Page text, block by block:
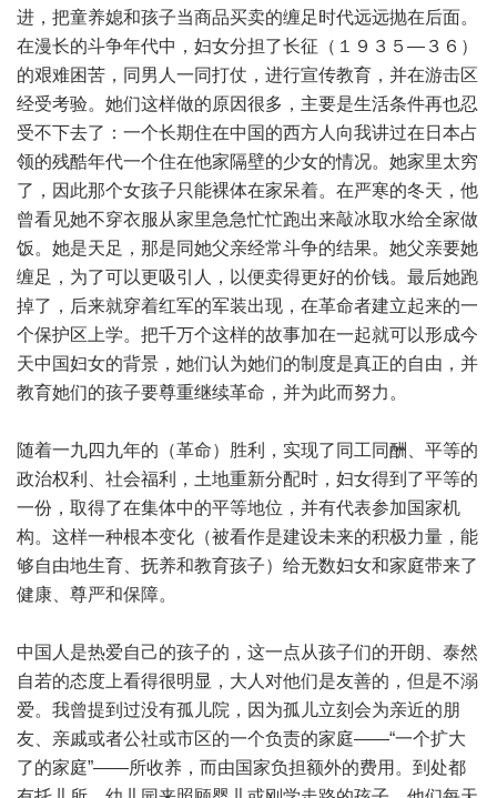
进，把童养媳和孩子当商品买卖的缠足时代远远抛在后面。
在漫长的斗争年代中，妇女分担了长征（１９３５—３６）
的艰难困苦，同男人一同打仗，进行宣传教育，并在游击区
经受考验。她们这样做的原因很多，主要是生活条件再也忍
受不下去了：一个长期住在中国的西方人向我讲过在日本占
领的残酷年代一个住在他家隔壁的少女的情况。她家里太穷
了，因此那个女孩子只能裸体在家呆着。在严寒的冬天，他
曾看见她不穿衣服从家里急急忙忙跑出来敲冰取水给全家做
饭。她是天足，那是同她父亲经常斗争的结果。她父亲要她
缠足，为了可以更吸引人，以便卖得更好的价钱。最后她跑
掉了，后来就穿着红军的军装出现，在革命者建立起来的一
个保护区上学。把千万个这样的故事加在一起就可以形成今
天中国妇女的背景，她们认为她们的制度是真正的自由，并
教育她们的孩子要尊重继续革命，并为此而努力。
随着一九四九年的（革命）胜利，实现了同工同酬、平等的
政治权利、社会福利，土地重新分配时，妇女得到了平等的
一份，取得了在集体中的平等地位，并有代表参加国家机
构。这样一种根本变化（被看作是建设未来的积极力量，能
够自由地生育、抚养和教育孩子）给无数妇女和家庭带来了
健康、尊严和保障。
中国人是热爱自己的孩子的，这一点从孩子们的开朗、泰然
自若的态度上看得很明显，大人对他们是友善的，但是不溺
爱。我曾提到过没有孤儿院，因为孤儿立刻会为亲近的朋
友、亲戚或者公社或市区的一个负责的家庭——“一个扩大
了的家庭”——所收养，而由国家负担额外的费用。到处都